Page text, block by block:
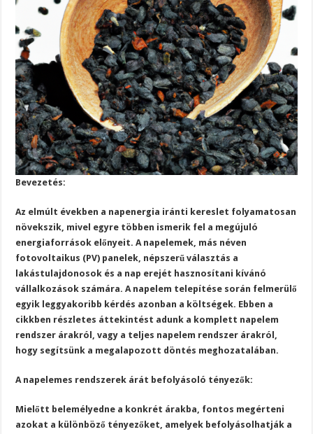
Bevezetés:
Az elmúlt években a napenergia iránti kereslet folyamatosan
növekszik, mivel egyre többen ismerik fel a megújuló
energiaforrások előnyeit. A napelemek, más néven
fotovoltaikus (PV) panelek, népszerű választás a
lakástulajdonosok és a nap erejét hasznosítani kívánó
vállalkozások számára. A napelem telepítése során felmerülő
egyik leggyakoribb kérdés azonban a költségek. Ebben a
cikkben részletes áttekintést adunk a komplett napelem
rendszer árakról, vagy a teljes napelem rendszer árakról,
hogy segítsünk a megalapozott döntés meghozatalában.
A napelemes rendszerek árát befolyásoló tényezők:
Mielőtt belemélyedne a konkrét árakba, fontos megérteni
azokat a különböző tényezőket, amelyek befolyásolhatják a